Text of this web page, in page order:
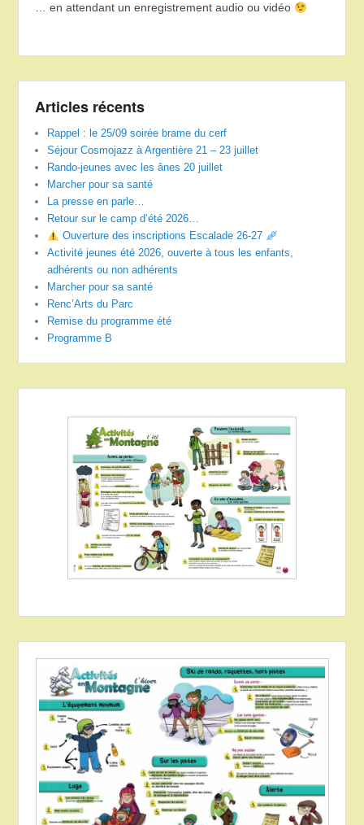
… en attendant un enregistrement audio ou vidéo
Articles récents
Rappel : le 25/09 soirée brame du cerf
Séjour Cosmojazz à Argentière 21 – 23 juillet
Rando-jeunes avec les ânes 20 juillet
Marcher pour sa santé
La presse en parle…
Retour sur le camp d’été 2026…
Ouverture des inscriptions Escalade 26-27
Activité jeunes été 2026, ouverte à tous les enfants,
adhérents ou non adhérents
Marcher pour sa santé
Renc’Arts du Parc
Remise du programme été
Programme B